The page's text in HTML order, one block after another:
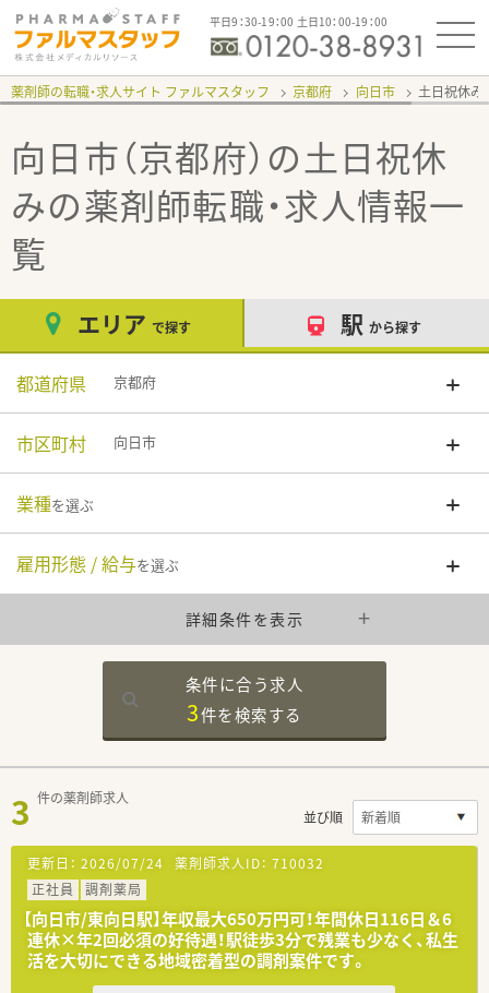
平日9：30-19：00 土日10：00-19：00
薬剤師の転職・求人サイト ファルマスタッフ 京都府 向日市 土日祝休み
向日市（京都府）の土日祝休
みの薬剤師転職・求人情報一
覧
エリア で探す 駅 から探す
都道府県 京都府
市区町村 向日市
業種を選ぶ
雇用形態 / 給与を選ぶ
詳細条件を表示
条件に合う求人
3件を検索する
3 件の薬剤師求人
並び順
更新日： 2026/07/24 薬剤師求人ID： 710032
正社員
調剤薬局
【向日市/東向日駅】年収最大650万円可！年間休日116日＆6
連休×年2回必須の好待遇！駅徒歩3分で残業も少なく、私生
活を大切にできる地域密着型の調剤案件です。